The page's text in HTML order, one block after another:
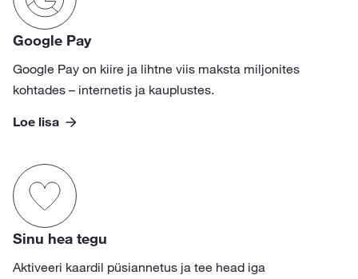
Google Pay
Google Pay on kiire ja lihtne viis maksta miljonites
kohtades – internetis ja kauplustes.
Loe lisa
Sinu hea tegu
Aktiveeri kaardil püsiannetus ja tee head iga